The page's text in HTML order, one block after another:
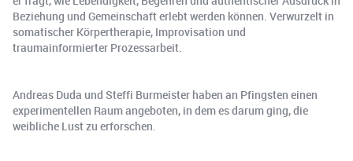
Beziehung und Gemeinschaft erlebt werden können. Verwurzelt in
somatischer Körpertherapie, Improvisation und
traumainformierter Prozessarbeit.
Andreas Duda und Steffi Burmeister haben an Pfingsten einen
experimentellen Raum angeboten, in dem es darum ging, die
weibliche Lust zu erforschen.